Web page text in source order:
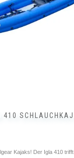
410
Kajaks! Der Igla 410